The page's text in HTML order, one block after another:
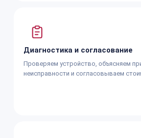
Диагностика и согласование
Проверяем устройство, объясняем
неисправности и согласовываем